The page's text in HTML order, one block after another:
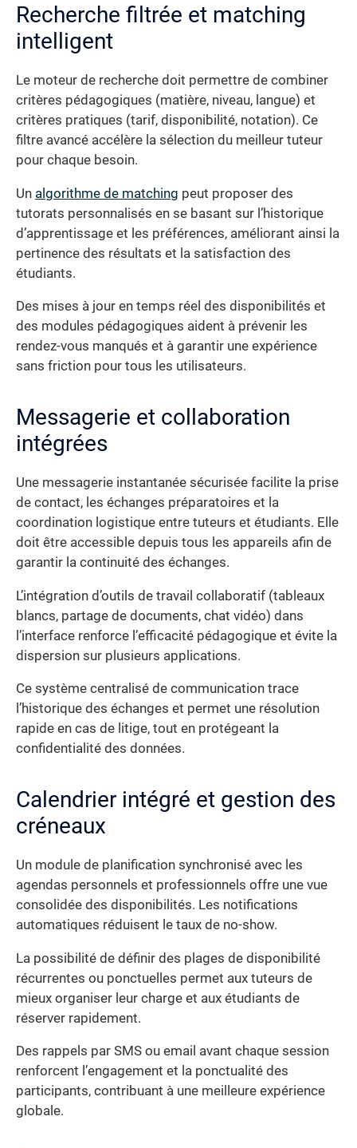
Recherche filtrée et matching
intelligent
Le moteur de recherche doit permettre de combiner
critères pédagogiques (matière, niveau, langue) et
critères pratiques (tarif, disponibilité, notation). Ce
filtre avancé accélère la sélection du meilleur tuteur
pour chaque besoin.
Un algorithme de matching peut proposer des
tutorats personnalisés en se basant sur l’historique
d’apprentissage et les préférences, améliorant ainsi la
pertinence des résultats et la satisfaction des
étudiants.
Des mises à jour en temps réel des disponibilités et
des modules pédagogiques aident à prévenir les
rendez-vous manqués et à garantir une expérience
sans friction pour tous les utilisateurs.
Messagerie et collaboration
intégrées
Une messagerie instantanée sécurisée facilite la prise
de contact, les échanges préparatoires et la
coordination logistique entre tuteurs et étudiants. Elle
doit être accessible depuis tous les appareils afin de
garantir la continuité des échanges.
L’intégration d’outils de travail collaboratif (tableaux
blancs, partage de documents, chat vidéo) dans
l’interface renforce l’efficacité pédagogique et évite la
dispersion sur plusieurs applications.
Ce système centralisé de communication trace
l’historique des échanges et permet une résolution
rapide en cas de litige, tout en protégeant la
confidentialité des données.
Calendrier intégré et gestion des
créneaux
Un module de planification synchronisé avec les
agendas personnels et professionnels offre une vue
consolidée des disponibilités. Les notifications
automatiques réduisent le taux de no-show.
La possibilité de définir des plages de disponibilité
récurrentes ou ponctuelles permet aux tuteurs de
mieux organiser leur charge et aux étudiants de
réserver rapidement.
Des rappels par SMS ou email avant chaque session
renforcent l’engagement et la ponctualité des
participants, contribuant à une meilleure expérience
globale.